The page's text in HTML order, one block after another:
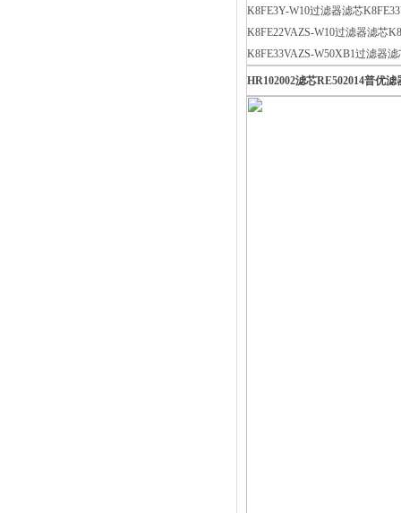
K8FE3Y-W10过滤器滤芯
K8FE22VAZS-W10过滤器滤芯
K8FE33VAZS-W50XB1过滤器
HR102002滤芯RE502014普优滤